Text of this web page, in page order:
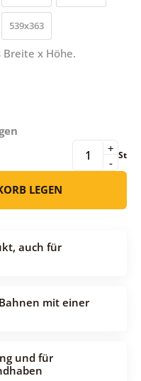
539x363
x Höhe.
-
+ St
LEGEN
auch für
mit einer
und für